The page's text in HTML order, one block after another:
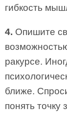
гибкость
4. Опишите
ракурсе.
ближе.
понять точку